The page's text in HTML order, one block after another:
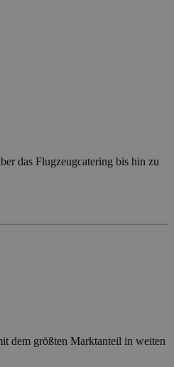
das Flugzeugcatering bis hin zu
dem größten Marktanteil in weiten